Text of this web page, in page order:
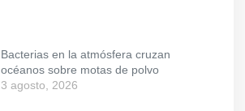
Bacterias en la atmósfera cruzan
océanos sobre motas de polvo
3 agosto, 2026